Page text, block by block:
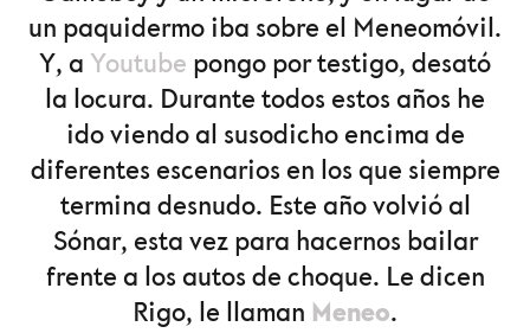
un paquidermo iba sobre el Meneomóvil.
Y, a Youtube pongo por testigo, desató
la locura. Durante todos estos años he
ido viendo al susodicho encima de
diferentes escenarios en los que siempre
termina desnudo. Este año volvió al
Sónar, esta vez para hacernos bailar
frente a los autos de choque. Le dicen
Rigo, le llaman Meneo.